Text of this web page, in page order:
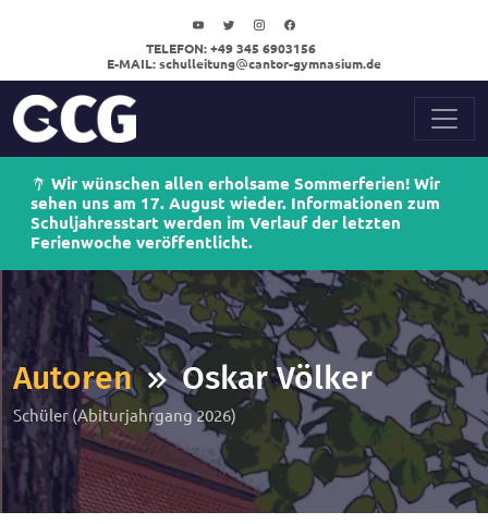
TELEFON: +49 345 6903156
E-MAIL: schulleitung cantor-gymnasium.de
Wir wünschen allen erholsame Sommerferien! Wir
sehen uns am 17. August wieder. Informationen zum
Schuljahresstart werden im Verlauf der letzten
Ferienwoche veröffentlicht.
Autoren Oskar Völker
Schüler (Abiturjahrgang 2026)